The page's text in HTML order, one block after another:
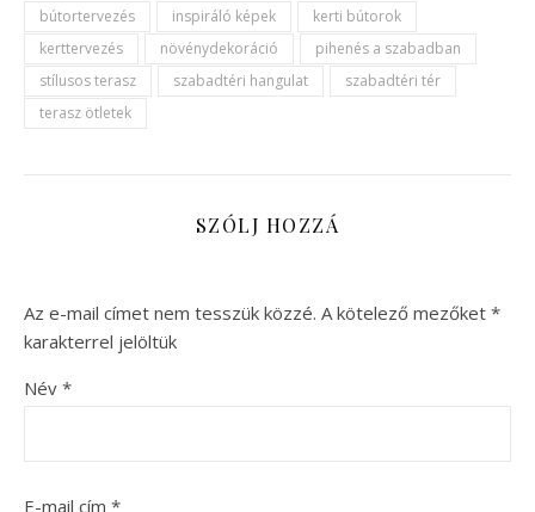
bútortervezés inspiráló képek
kerti bútorok
kerttervezés
növénydekoráció
pihenés a szabadban
stílusos terasz
szabadtéri hangulat
szabadtéri tér
terasz ötletek
SZÓLJ HOZZÁ
Az e-mail címet nem tesszük közzé. A kötelező mezőket *
karakterrel jelöltük
Név *
E-mail cím *